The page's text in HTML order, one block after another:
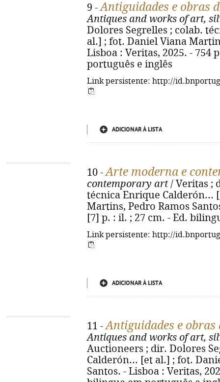
9 -Antiguidades e obras
Antiques and works of art,
Dolores Segrelles ; colab.
al.] ; fot. Daniel Viana
Lisboa : Veritas, 2025. - 754
português e inglês
Link persistente: http://
ADICIONAR À LISTA
10 -Arte moderna e
contemporary art/ Veritas ;
técnica Enrique Calderón...
Martins, Pedro Ramos
[7] p. : il. ; 27 cm. - Ed.
Link persistente: http://
ADICIONAR À LISTA
11 -Antiguidades e obras
Antiques and works of art,
Auctioneers ; dir. Dolores
Calderón... [et al.] ; fot.
Santos. - Lisboa : Veritas,